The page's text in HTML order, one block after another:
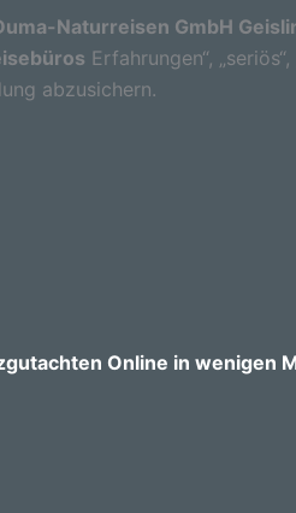
Naturreisen GmbH
Erfahrungen“,
abzusichern.
Online in wenigen